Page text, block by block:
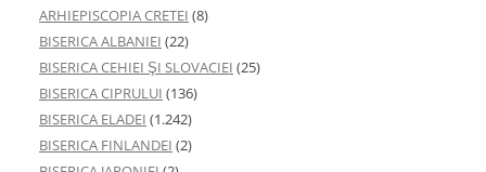
ARHIEPISCOPIA CRETEI (8)
BISERICA ALBANIEI (22)
BISERICA CEHIEI ŞI SLOVACIEI (25)
BISERICA CIPRULUI (136)
BISERICA ELADEI (1.242)
BISERICA FINLANDEI (2)